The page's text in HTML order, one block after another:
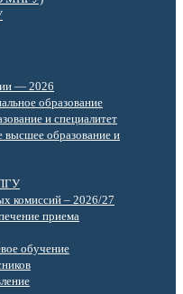
— 2026
образование
и специалитет
высшее образование и
комиссий – 2026/27
приема
обучение